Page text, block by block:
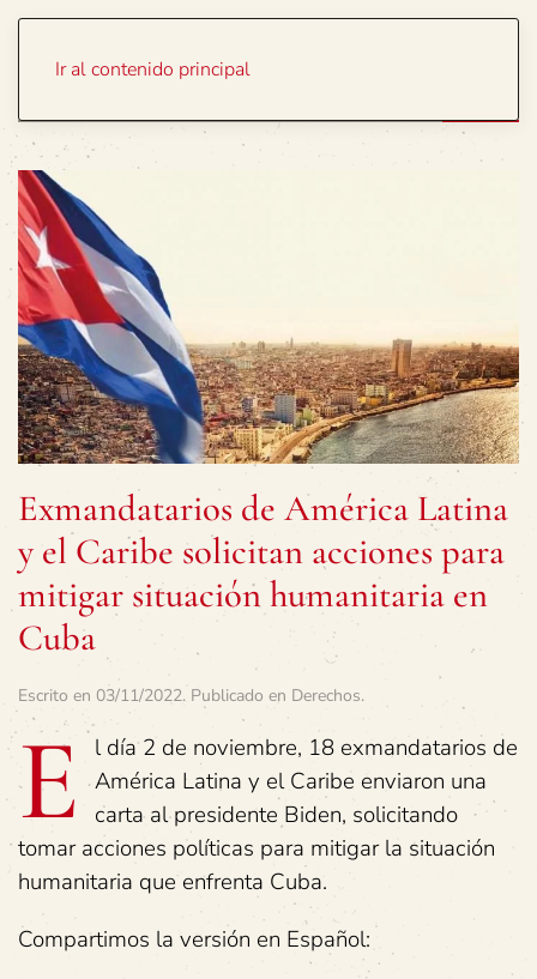
Ir al contenido principal
Exmandatarios de América Latina
y el Caribe solicitan acciones para
mitigar situación humanitaria en
Cuba
Escrito en 03/11/2022. Publicado en Derechos.
E
l día 2 de noviembre, 18 exmandatarios de
América Latina y el Caribe enviaron una
carta al presidente Biden, solicitando
tomar acciones políticas para mitigar la situación
humanitaria que enfrenta Cuba.
Compartimos la versión en Español: